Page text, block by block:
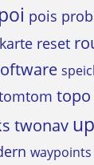
poi pois
reset
topo
twonav
waypoints